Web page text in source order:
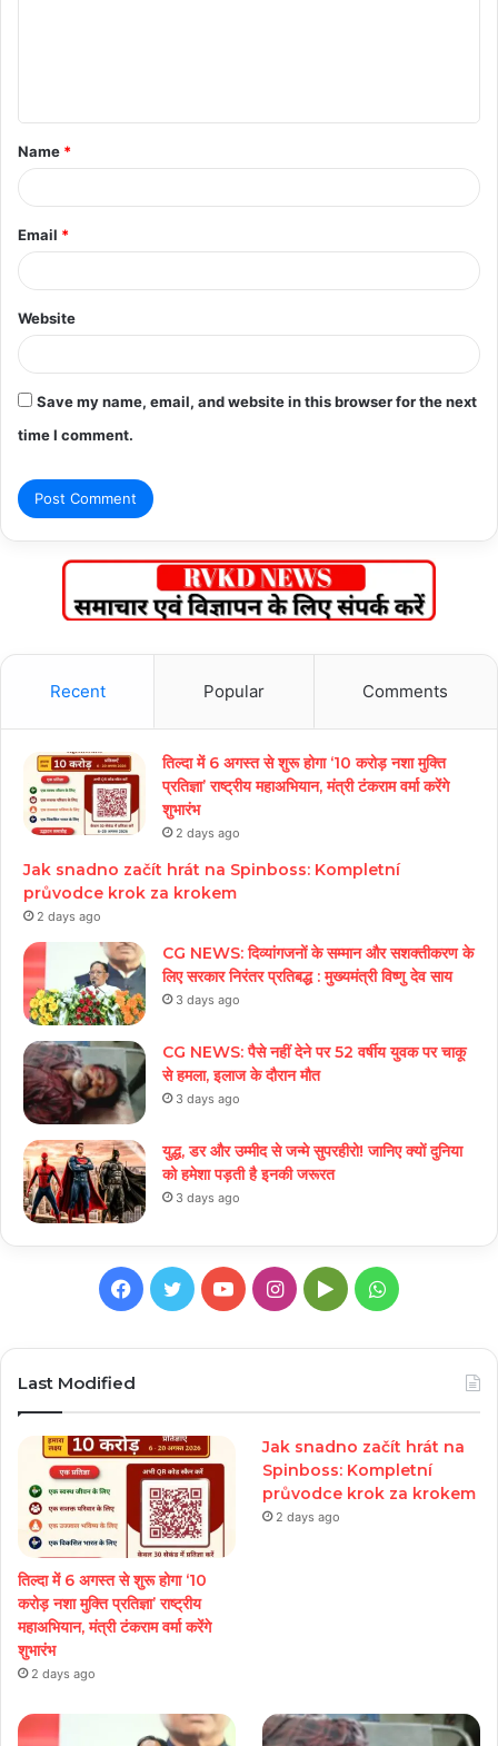
t
*
Name *
Email *
Website
Save my name, email, and website in this browser for the next
time I comment.
Recent Popular Comments
तिल्दा में 6 अगस्त से शुरू होगा ‘10 करोड़ नशा मुक्ति
प्रतिज्ञा’ राष्ट्रीय महाअभियान, मंत्री टंकराम वर्मा करेंगे
शुभारंभ
2 days ago
Jak snadno začít hrát na Spinboss: Kompletní
průvodce krok za krokem
2 days ago
CG NEWS: दिव्यांगजनों के सम्मान और सशक्तीकरण के
लिए सरकार निरंतर प्रतिबद्ध : मुख्यमंत्री विष्णु देव साय
3 days ago
CG NEWS: पैसे नहीं देने पर 52 वर्षीय युवक पर चाकू
से हमला, इलाज के दौरान मौत
3 days ago
युद्ध, डर और उम्मीद से जन्मे सुपरहीरो! जानिए क्यों दुनिया
को हमेशा पड़ती है इनकी जरूरत
3 days ago
Facebook
TwitterYouTubeInstagram
GoogleWhatsApp
Last Modified
तिल्दा में 6 अगस्त से शुरू होगा ‘10
करोड़ नशा मुक्ति प्रतिज्ञा’ राष्ट्रीय
महाअभियान, मंत्री टंकराम वर्मा करेंगे
शुभारंभ
2 days ago
Jak snadno začít hrát na
Spinboss: Kompletní
průvodce krok za krokem
2 days ago